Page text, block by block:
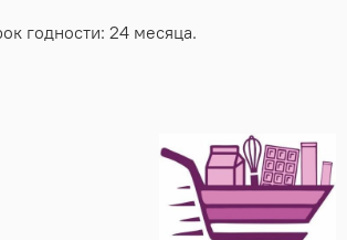
годности: 24 месяца.